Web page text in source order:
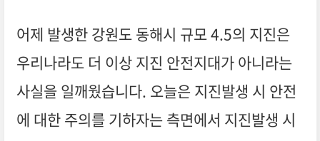
어제 발생한 강원도 동해시 규모 4.5의 지진은
우리나라도 더 이상 지진 안전지대가 아니라는
사실을 일깨웠습니다. 오늘은 지진발생 시 안전
에 대한 주의를 기하자는 측면에서 지진발생 시